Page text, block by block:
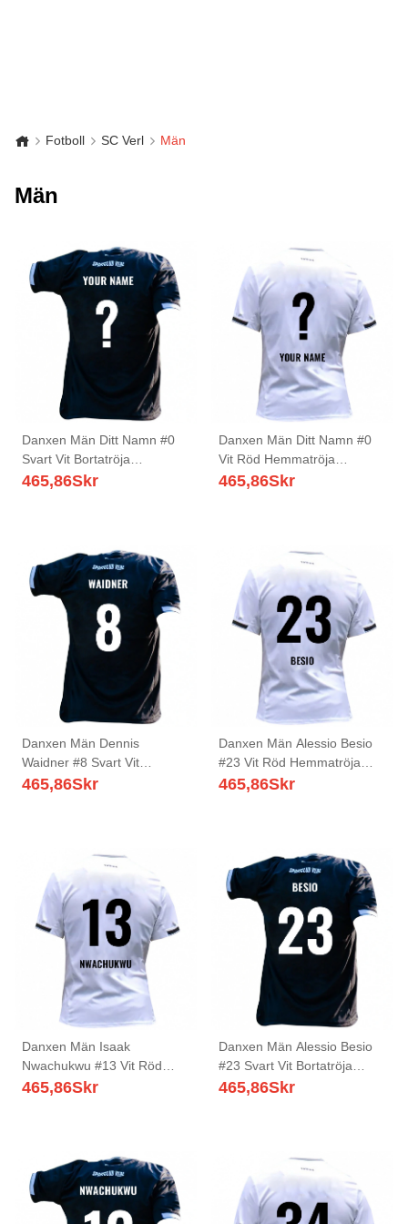
Fotboll SC Verl Män
Män
Danxen Män Ditt Namn #0
Svart Vit Bortatröja
Matchtröjor 2025/26 Tröjor
465,86Skr
Danxen Män Ditt Namn #0
Vit Röd Hemmatröja
Matchtröjor 2025/26 Tröjor
465,86Skr
Danxen Män Dennis
Waidner #8 Svart Vit
Bortatröja Matchtröjor
465,86Skr
Danxen Män Alessio Besio
#23 Vit Röd Hemmatröja
Matchtröjor 2025/26 Tröjor
465,86Skr
Danxen Män Isaak
Nwachukwu #13 Vit Röd
Hemmatröja Matchtröjor
465,86Skr
Danxen Män Alessio Besio
#23 Svart Vit Bortatröja
Matchtröjor 2025/26 Tröjor
465,86Skr